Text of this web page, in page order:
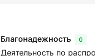
Благонадежность 0
Деятельность по